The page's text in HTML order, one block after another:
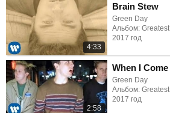
4:33
Brain Stew
Green Day
Альбом:
2017 год
2:58
When I
Green Day
Альбом:
2017 год